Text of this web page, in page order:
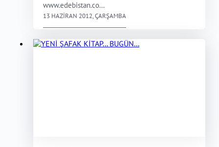
www.edebistan.co...
13 HAZIRAN 2012, ÇARŞAMBA